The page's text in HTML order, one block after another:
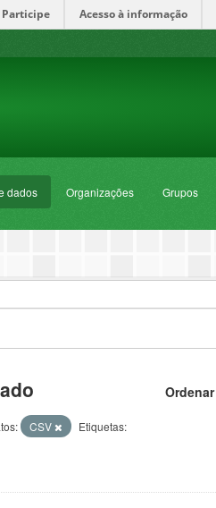
Participe Acesso à informação
dados Organizações Grupos
CSV
Etiquetas: